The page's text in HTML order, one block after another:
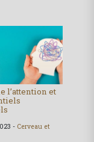
l’attention et
- Cerveau et